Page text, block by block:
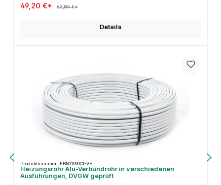
49,20 €* 62,85 €*
Details
Produktnummer: FBN1109001-VH
Heizungsrohr Alu-Verbundrohr in verschiedenen
Ausführungen, DVGW geprüft